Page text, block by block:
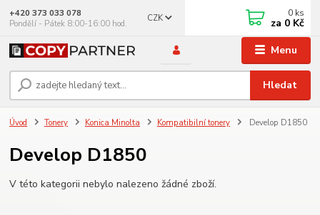
Menu
CZK
Hledat
+420 373 033 078
Pondělí - Pátek 8:00-16:00 hod.
0 ks
za 0 Kč
Úvod Tonery Konica Minolta Kompatibilní tonery Develop D1850
Develop D1850
V této kategorii nebylo nalezeno žádné zboží.